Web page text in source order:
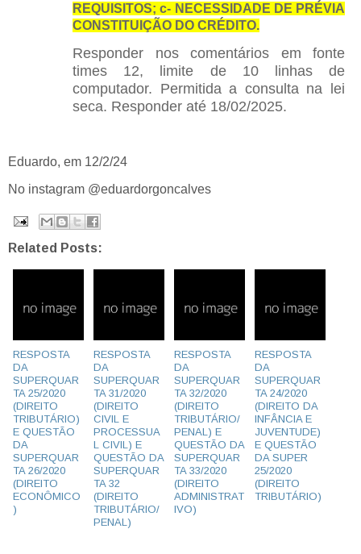
REQUISITOS; c- NECESSIDADE DE PRÉVIA
CONSTITUIÇÃO DO CRÉDITO.
Responder nos comentários em fonte
times 12, limite de 10 linhas de
computador. Permitida a consulta na lei
seca. Responder até 18/02/2025.
Eduardo, em 12/2/24
No instagram @eduardorgoncalves
Related Posts:
RESPOSTA
DA
SUPERQUAR
TA 25/2020
(DIREITO
TRIBUTÁRIO)
E QUESTÃO
DA
SUPERQUAR
TA 26/2020
(DIREITO
ECONÔMICO
)
RESPOSTA
DA
SUPERQUAR
TA 31/2020
(DIREITO
CIVIL E
PROCESSUA
L CIVIL) E
QUESTÃO DA
SUPERQUAR
TA 32
(DIREITO
TRIBUTÁRIO/
PENAL)
RESPOSTA
DA
SUPERQUAR
TA 32/2020
(DIREITO
TRIBUTÁRIO/
PENAL) E
QUESTÃO DA
SUPERQUAR
TA 33/2020
(DIREITO
ADMINISTRAT
IVO)
RESPOSTA
DA
SUPERQUAR
TA 24/2020
(DIREITO DA
INFÂNCIA E
JUVENTUDE)
E QUESTÃO
DA SUPER
25/2020
(DIREITO
TRIBUTÁRIO)